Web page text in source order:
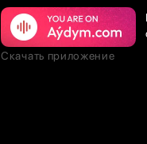
Скачать приложение